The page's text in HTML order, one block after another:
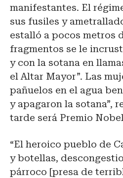
manifestantes. El
sus fusiles y
estalló a pocos metros
fragmentos se le
y con la sotana en
el Altar Mayor”. Las
pañuelos en el agua
y apagaron la sotana”,
tarde será Premio
“El heroico pueblo de
y botellas,
párroco [presa de